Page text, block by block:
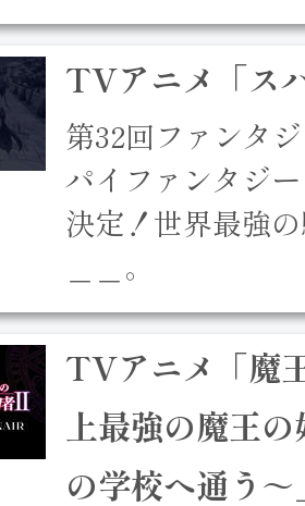
TVアニメ「ス
第32回ファンタ
パイファンタジ
決定！世界最強
＿＿。
TVアニメ「魔
上最強の魔王
の学校へ通う